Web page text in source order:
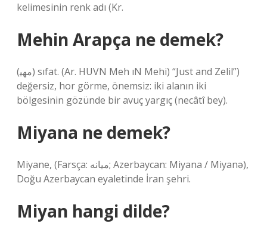
kelimesinin renk adı (Kr.
Mehin Arapça ne demek?
(ﻣﻬﻴ) sıfat. (Ar. HUVN Meh ıN Mehі) “Just and Zelil”)
değersiz, hor görme, önemsiz: iki alanın iki
bölgesinin gözünde bir avuç yargıç (necâtî bey).
Miyana ne demek?
Miyane, (Farsça: میانه; Azerbaycan: Miyana / Miyanə),
Doğu Azerbaycan eyaletinde İran şehri.
Miyan hangi dilde?